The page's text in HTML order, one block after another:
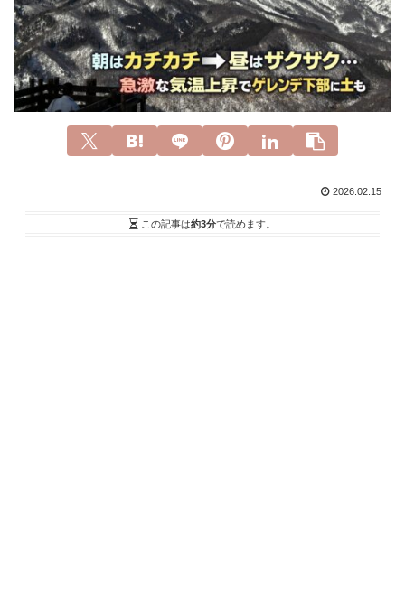
2026.02.15
この記事は約3分で読めます。